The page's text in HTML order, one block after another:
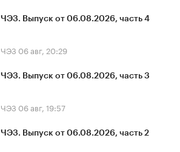
ЧЭЗ. Выпуск от 06.08.2026, часть 4
ЧЭЗ 06 авг, 20:29
ЧЭЗ. Выпуск от 06.08.2026, часть 3
ЧЭЗ 06 авг, 19:57
ЧЭЗ. Выпуск от 06.08.2026, часть 2